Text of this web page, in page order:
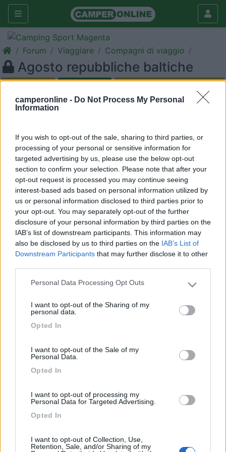
camperonline - Do Not Process My Personal
Information
If you wish to opt-out of the sale, sharing to third parties, or
processing of your personal or sensitive information for
targeted advertising by us, please use the below opt-out
section to confirm your selection. Please note that after your
opt-out request is processed you may continue seeing
interest-based ads based on personal information utilized by
us or personal information disclosed to third parties prior to
your opt-out. You may separately opt-out of the further
disclosure of your personal information by third parties on the
IAB’s list of downstream participants. This information may
also be disclosed by us to third parties on the IAB’s List of
Downstream Participants that may further disclose it to other
Please note that this website/app uses one or more Google
not limited to your visit or usage behaviour. You may click to
use your data for below specified purposes in below Google
Personal Data Processing Opt Outs
I want to opt-out of the Sharing of my
personal data.
Opted In
I want to opt-out of the Sale of my
Personal Data.
Opted In
I want to opt-out of processing my
Personal Data for Targeted Advertising.
Opted In
I want to opt-out of Collection, Use,
Retention, Sale, and/or Sharing of my
Forum Viaggiare Compagni di viaggio
Agosto repubbliche baltiche
Nuovo
Cerca
Coen
67
Inserito il03/07/2011 alle:18:36:51
Quest'anno tocca al Nord e vorrei puntare verso queste Nuove
Mete, malgrado le difficoltà di lingua e ancora di moneta.
Partirei il 30/31 luglio per essere di ritorno il 20/21 agosto da
torino. Tappe intermedie in polonia/ceco. Siamo in tre
55/51/f16. Qualcuno vorrebbe dividere con noi questa
esperienza? coen
Peugeot
Ciao questa anno senza figli coppia 55/56 Anni vorreemmo fare
vedere se fare un pezzo insieme Daniele
Argomenti recenti
AREE DI SOSTA E CAMPEGGI
Buongiorno a tutti, abbiamo programmato un viaggio in camper con